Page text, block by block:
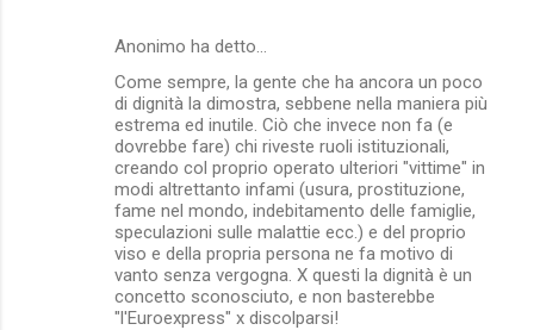
Anonimo ha detto…
Come sempre, la gente che ha ancora un poco
di dignità la dimostra, sebbene nella maniera più
estrema ed inutile. Ciò che invece non fa (e
dovrebbe fare) chi riveste ruoli istituzionali,
creando col proprio operato ulteriori "vittime" in
modi altrettanto infami (usura, prostituzione,
fame nel mondo, indebitamento delle famiglie,
speculazioni sulle malattie ecc.) e del proprio
viso e della propria persona ne fa motivo di
vanto senza vergogna. X questi la dignità è un
concetto sconosciuto, e non basterebbe
"l'Euroexpress" x discolparsi!